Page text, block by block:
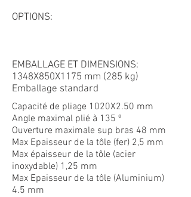
OPTIONS:
EMBALLAGE ET DIMENSIONS:
1348X850X1175 mm (285 kg)
Emballage standard
Capacité de pliage 1020X2.50 mm
Angle maximal plié à 135 º
Ouverture maximale sup bras 48 mm
Max Epaisseur de la tôle (fer) 2,5 mm
Max épaisseur de la tôle (acier
inoxydable) 1,25 mm
Max Epaisseur de la tôle (Aluminium)
4.5 mm
HS2AS